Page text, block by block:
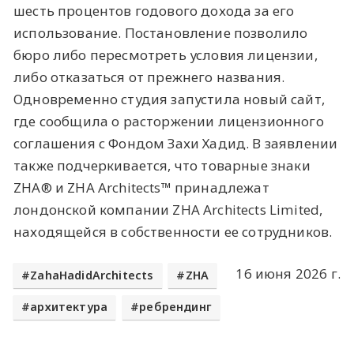
шесть процентов годового дохода за его
использование. Постановление позволило
бюро либо пересмотреть условия лицензии,
либо отказаться от прежнего названия.
Одновременно студия запустила новый сайт,
где сообщила о расторжении лицензионного
соглашения с Фондом Захи Хадид. В заявлении
также подчеркивается, что товарные знаки
ZHA® и ZHA Architects™ принадлежат
лондонской компании ZHA Architects Limited,
находящейся в собственности ее сотрудников.
16 июня 2026 г.
ZahaHadidArchitects ZHA
архитектура ребрендинг